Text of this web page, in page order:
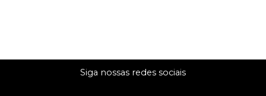
Siga nossas redes sociais